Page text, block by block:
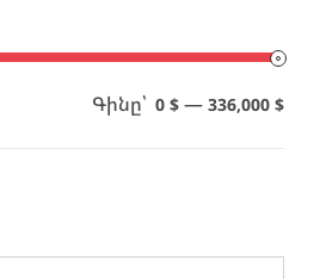
Գինը՝ 0 $ — 336,000 $